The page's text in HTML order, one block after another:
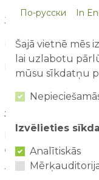
Jaunumi (160)
Konkursi (21)
Par mums raksta (21)
JAUNĀKIE RAKSTI
Ko bērni iemācās
09/08/2026
10 lietas, ko bērni
По-русски In
Šajā vietnē mēs
lai uzlabotu
mūsu sīkdatņu
Izvēlieties
Analītiskās